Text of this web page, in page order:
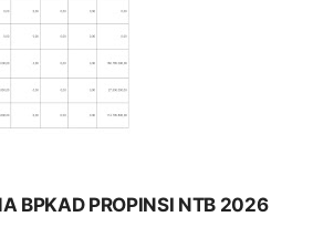
BPKAD PROPINSI NTB 2026